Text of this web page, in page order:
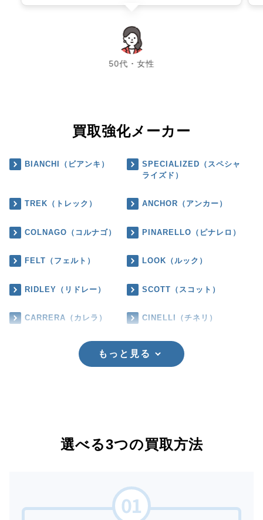
50代・女性
chevron_left chevron_right
買取強化メーカー
BIANCHI（ビアンキ）
SPECIALIZED（スペシャ
ライズド）
TREK（トレック） ANCHOR（アンカー）
COLNAGO（コルナゴ） PINARELLO（ピナレロ）
FELT（フェルト） LOOK（ルック）
RIDLEY（リドレー） SCOTT（スコット）
CARRERA（カレラ） CINELLI（チネリ）
もっと見る
選べる3つの買取方法